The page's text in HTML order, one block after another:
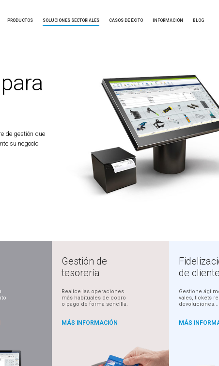
PRODUCTOS SOLUCIONES SECTORIALES CASOS DE ÉXITO INFORMACIÓN BLOG
de gestión que
su negocio.
Gestión de
tesorería
Realice las operaciones
más habituales de cobro
o pago de forma sencilla.
MÁS INFORMACIÓN
de
Gestione
vales, tickets
devoluciones...
MÁS